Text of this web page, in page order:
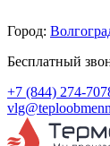
Город:
Бесплатный
+7 (844) 274-